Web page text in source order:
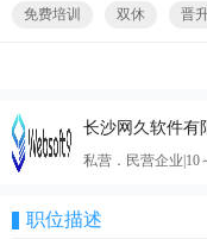
免费培训 双休 晋
长沙网久软件有
私营．民营企业|10
职位描述